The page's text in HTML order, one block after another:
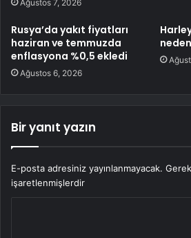
Ağustos 7, 2026
Rusya’da yakıt fiyatları
haziran ve temmuzda
enflasyona %0,5 ekledi
Ağustos 6, 2026
Bir yanıt yazın
E-posta adresiniz yayınlanmayacak.
işaretlenmişlerdir